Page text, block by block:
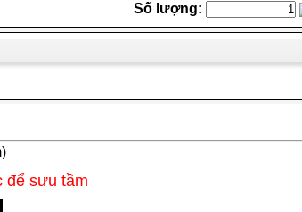
Số lượng:
để sưu tầm